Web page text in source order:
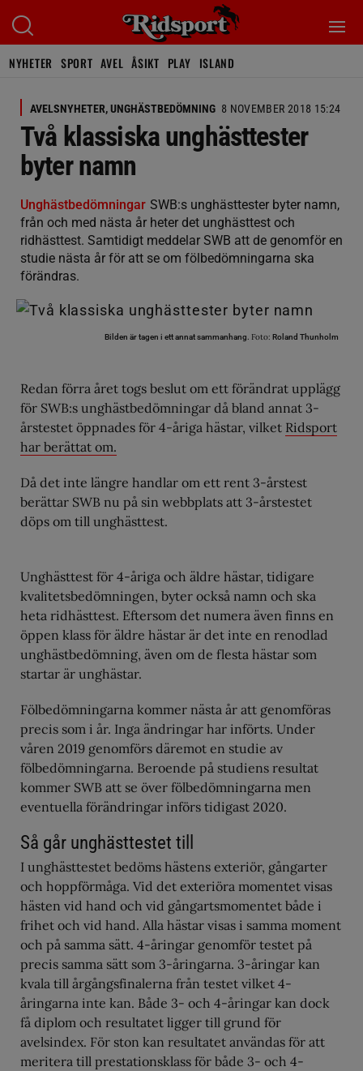
NYHETER SPORT AVEL ÅSIKT PLAY ISLAND
AVELSNYHETER, UNGHÄSTBEDÖMNING 8 NOVEMBER 2018 15:24
Två klassiska unghästtester
byter namn
Unghästbedömningar SWB:s unghästtester byter namn,
från och med nästa år heter det unghästtest och
ridhästtest. Samtidigt meddelar SWB att de genomför en
studie nästa år för att se om fölbedömningarna ska
förändras.
Bilden är tagen i ett annat sammanhang. Foto: Roland Thunholm
Redan förra året togs beslut om ett förändrat upplägg
för SWB:s unghästbedömningar då bland annat 3-
årstestet öppnades för 4-åriga hästar, vilket Ridsport
har berättat om.
Då det inte längre handlar om ett rent 3-årstest
berättar SWB nu på sin webbplats att 3-årstestet
döps om till unghästtest.
Unghästtest för 4-åriga och äldre hästar, tidigare
kvalitetsbedömningen, byter också namn och ska
heta ridhästtest. Eftersom det numera även finns en
öppen klass för äldre hästar är det inte en renodlad
unghästbedömning, även om de flesta hästar som
startar är unghästar.
Fölbedömningarna kommer nästa år att genomföras
precis som i år. Inga ändringar har införts. Under
våren 2019 genomförs däremot en studie av
fölbedömningarna. Beroende på studiens resultat
kommer SWB att se över fölbedömningarna men
eventuella förändringar införs tidigast 2020.
Så går unghästtestet till
I unghästtestet bedöms hästens exteriör, gångarter
och hoppförmåga. Vid det exteriöra momentet visas
hästen vid hand och vid gångartsmomentet både i
frihet och vid hand. Alla hästar visas i samma moment
och på samma sätt. 4-åringar genomför testet på
precis samma sätt som 3-åringarna. 3-åringar kan
kvala till årgångsfinalerna från testet vilket 4-
åringarna inte kan. Både 3- och 4-åringar kan dock
få diplom och resultatet ligger till grund för
avelsindex. För ston kan resultatet användas för att
meritera till prestationsklass för både 3- och 4-